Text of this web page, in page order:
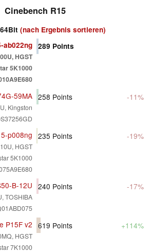
Cinebench R15
(nach Ergebnis sortieren)
ab022ng
HGST
5K1000
289 Points
59MA
Kingston
258 Points -11%
p008ng
HGST
5K1000
235 Points -19%
B-12U
TOSHIBA
240 Points -17%
P15F v2
HGST
7K1000
619 Points +114%